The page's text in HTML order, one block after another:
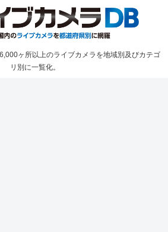
ヶ所以上のライブカメラを地域別及びカテゴ
リ別に一覧化。